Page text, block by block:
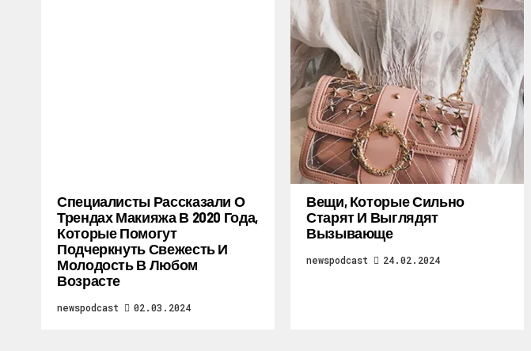
Специалисты Рассказали О
Трендах Макияжа В 2020 Года,
Которые Помогут
Подчеркнуть Свежесть И
Молодость В Любом
Возрасте
newspodcast 02.03.2024
Вещи, Которые Сильно
Старят И Выглядят
Вызывающе
newspodcast 24.02.2024